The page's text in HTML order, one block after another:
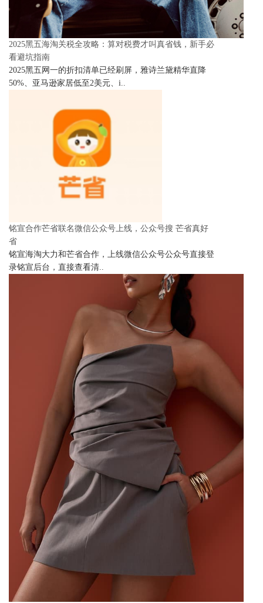
2025黑五海淘关税全攻略：算对税费才叫真省钱，新手必
看避坑指南
2025黑五网一的折扣清单已经刷屏，雅诗兰黛精华直降
50%、亚马逊家居低至2美元、i..
铭宣合作芒省联名微信公众号上线，公众号搜 芒省真好
省
铭宣海淘大力和芒省合作，上线微信公众号公众号直接登
录铭宣后台，直接查看清..